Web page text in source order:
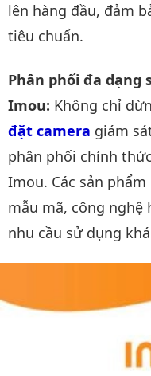
lên hàng đầu, đảm
tiêu chuẩn.
Phân phối đa dạng
Imou: Không chỉ
đặt camera giám
phân phối chính
Imou. Các sản
mẫu mã, công nghệ
nhu cầu sử dụng